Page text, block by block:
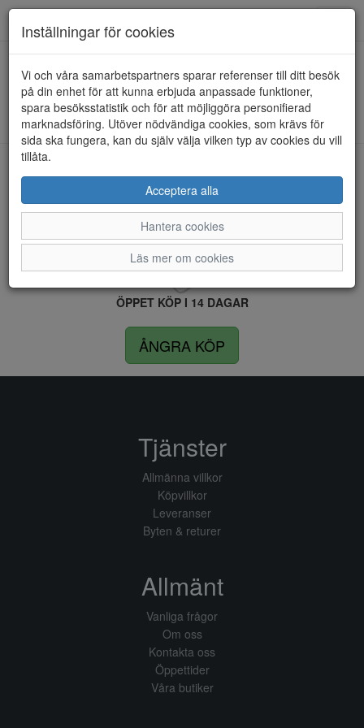
HEM ULRIKA DESIGN
Kunde inte hitta några artiklar...
LEVERANS INOM 4 DAGAR INOM SVERIGE
FRI FRAKT VID KÖP ÖVER 1.500 KR
ÖPPET KÖP I 14 DAGAR
ÅNGRA KÖP
Inställningar för cookies
Vi och våra samarbetspartners sparar referenser till ditt besök
på din enhet för att kunna erbjuda anpassade funktioner,
spara besöksstatistik och för att möjliggöra personifierad
marknadsföring. Utöver nödvändiga cookies, som krävs för
sida ska fungera, kan du själv välja vilken typ av cookies du vill
tillåta.
Acceptera alla
Hantera cookies
Läs mer om cookies
Tjänster
Allmänna villkor
Köpvillkor
Leveranser
Byten & returer
Allmänt
Vanliga frågor
Om oss
Kontakta oss
Öppettider
Våra butiker